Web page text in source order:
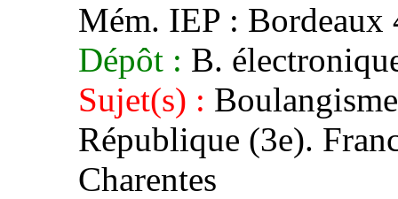
Mém. IEP : Bordeaux
Dépôt : B.
Sujet(s) :
République (3e).
Charentes